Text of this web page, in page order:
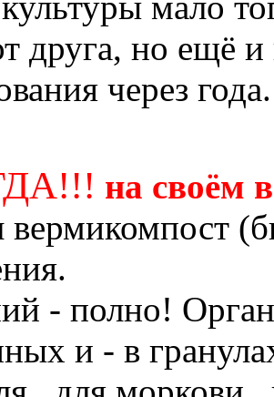
друга, но ещё
через года.
на своём
вермикомпост
- полно!
и - в